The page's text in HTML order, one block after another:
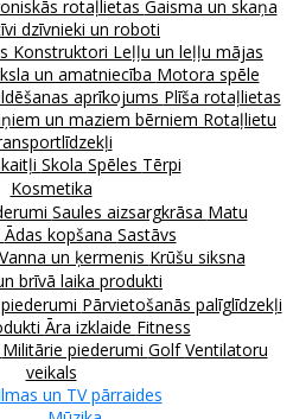
rotaļlietas Gaisma un skaņa
dzīvnieki un roboti
Konstruktori Leļļu un leļļu mājas
un amatniecība Motora spēle
aprīkojums Plīša rotaļlietas
un maziem bērniem Rotaļlietu
Skola Spēles Tērpi
Kosmetika
Saules aizsargkrāsa Matu
Ādas kopšana Sastāvs
Vanna un ķermenis Krūšu siksna
brīvā laika produkti
Pārvietošanās palīglīdzekļi
Āra izklaide Fitness
Militārie piederumi GolfVentilatoru
veikals
un TV pārraides